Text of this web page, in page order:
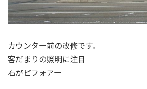
カウンター前の改修です。
客だまりの照明に注目
右がビフォアー